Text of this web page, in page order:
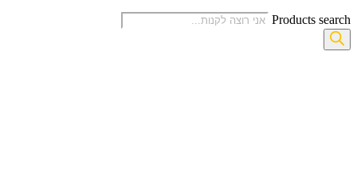
Products search